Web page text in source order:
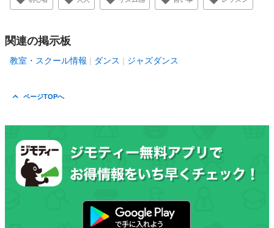
関連の掲示板
教室・スクール情報 ダンス ジャズダンス
ページTOPへ